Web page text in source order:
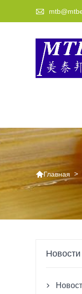

Главная >
Новости
